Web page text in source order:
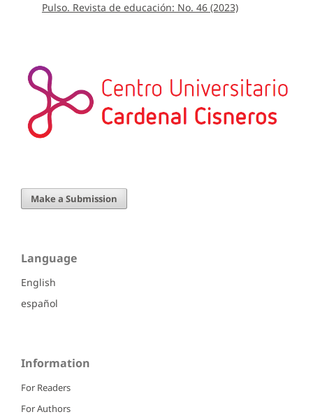
Pulso. Revista de educación: No. 46 (2023)
Make a Submission
Language
English
español
Information
For Readers
For Authors